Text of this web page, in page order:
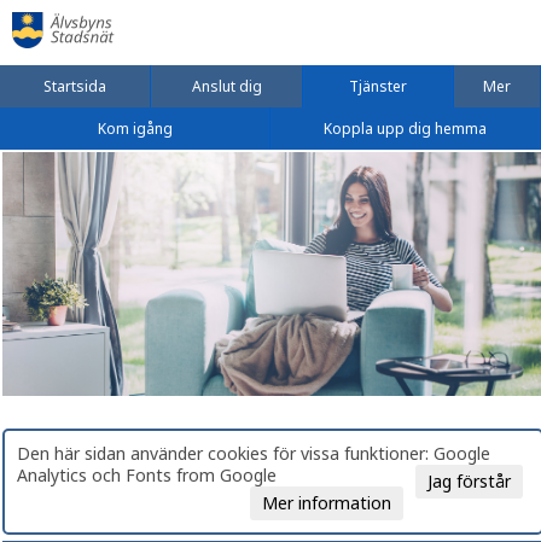
Startsida Anslut dig Tjänster Mer
Kom igång Koppla upp dig hemma
Den här sidan använder cookies för vissa funktioner: Google
Analytics och Fonts from Google
Jag förstår
Mer information